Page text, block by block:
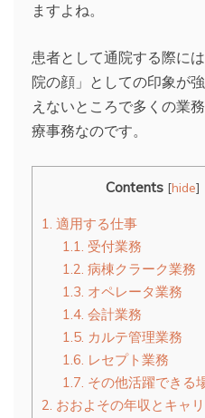
ますよね。
患者として通院する際に
院の顔」としての印象が
えないところで多くの業
療事務なのです。
Contents [hide]
1. 適用する仕事
1.1. 受付業務
1.2. 病棟クラーク業務
1.3. オペレータ業務
1.4. 会計業務
1.5. カルテ管理業務
1.6. レセプト業務
1.7. その他活躍できる
2. おおよその年収とキャ